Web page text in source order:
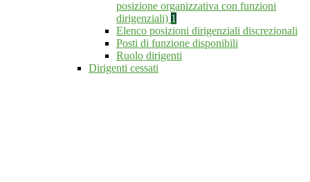
posizione organizzativa con funzioni
dirigenziali) 1
Elenco posizioni dirigenziali discrezionali
Posti di funzione disponibili
Ruolo dirigenti
Dirigenti cessati